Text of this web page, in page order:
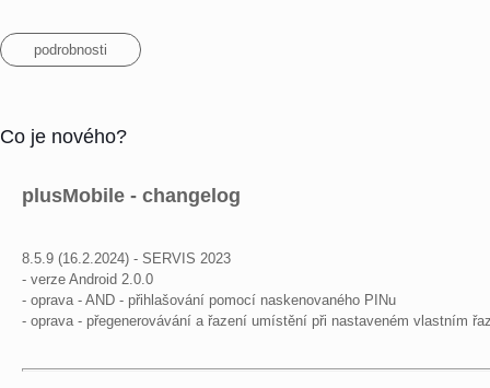
podrobnosti
Co je nového?
plusMobile - changelog
8.5.9 (16.2.2024) - SERVIS 2023
- verze Android 2.0.0
- oprava - AND - přihlašování pomocí naskenovaného PINu
- oprava - přegenerovávání a řazení umístění při nastaveném vlastním